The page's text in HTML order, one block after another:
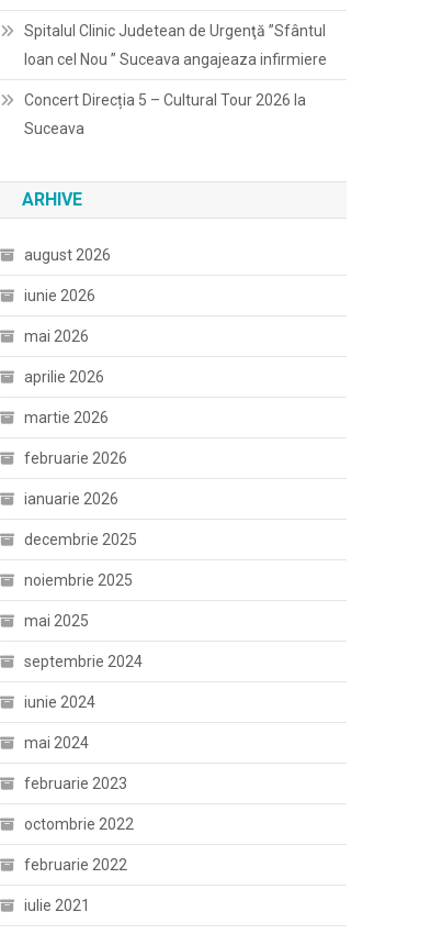
Spitalul Clinic Judetean de Urgenţă ”Sfântul
Ioan cel Nou ” Suceava angajeaza infirmiere
Concert Direcția 5 – Cultural Tour 2026 la
Suceava
ARHIVE
august 2026
iunie 2026
mai 2026
aprilie 2026
martie 2026
februarie 2026
ianuarie 2026
decembrie 2025
noiembrie 2025
mai 2025
septembrie 2024
iunie 2024
mai 2024
februarie 2023
octombrie 2022
februarie 2022
iulie 2021